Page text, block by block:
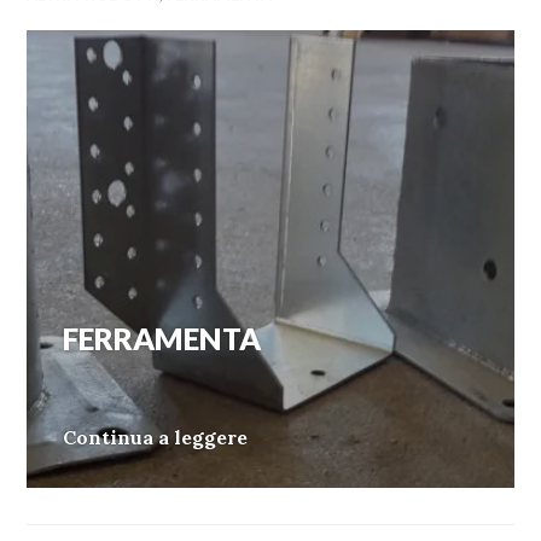
FERRAMENTA
16/01/2020
VALI
Continua a leggereFERRAMENTA